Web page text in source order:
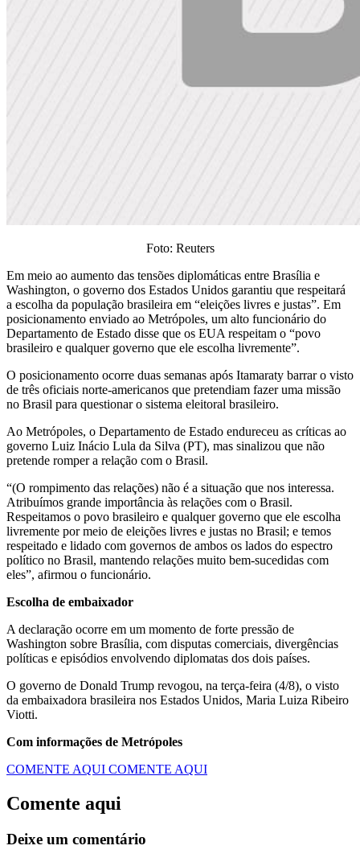
Foto: Reuters
Em meio ao aumento das tensões diplomáticas entre Brasília e
Washington, o governo dos Estados Unidos garantiu que respeitará
a escolha da população brasileira em “eleições livres e justas”. Em
posicionamento enviado ao Metrópoles, um alto funcionário do
Departamento de Estado disse que os EUA respeitam o “povo
brasileiro e qualquer governo que ele escolha livremente”.
O posicionamento ocorre duas semanas após Itamaraty barrar o visto
de três oficiais norte-americanos que pretendiam fazer uma missão
no Brasil para questionar o sistema eleitoral brasileiro.
Ao Metrópoles, o Departamento de Estado endureceu as críticas ao
governo Luiz Inácio Lula da Silva (PT), mas sinalizou que não
pretende romper a relação com o Brasil.
“(O rompimento das relações) não é a situação que nos interessa.
Atribuímos grande importância às relações com o Brasil.
Respeitamos o povo brasileiro e qualquer governo que ele escolha
livremente por meio de eleições livres e justas no Brasil; e temos
respeitado e lidado com governos de ambos os lados do espectro
político no Brasil, mantendo relações muito bem-sucedidas com
eles”, afirmou o funcionário.
Escolha de embaixador
A declaração ocorre em um momento de forte pressão de
Washington sobre Brasília, com disputas comerciais, divergências
políticas e episódios envolvendo diplomatas dos dois países.
O governo de Donald Trump revogou, na terça-feira (4/8), o visto
da embaixadora brasileira nos Estados Unidos, Maria Luiza Ribeiro
Viotti.
Com informações de Metrópoles
COMENTE AQUI COMENTE AQUI
Comente aqui
Deixe um comentário